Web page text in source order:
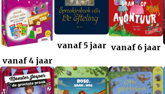
vanaf 4 jaar
vanaf 5 jaar vanaf 6 jaar